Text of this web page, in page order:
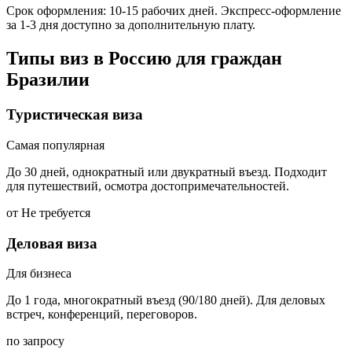
Срок оформления: 10-15 рабочих дней. Экспресс-оформление
за 1-3 дня доступно за дополнительную плату.
Типы виз в Россию для граждан
Бразилии
Туристическая виза
Самая популярная
До 30 дней, однократный или двукратный въезд. Подходит
для путешествий, осмотра достопримечательностей.
от Не требуется
Деловая виза
Для бизнеса
До 1 года, многократный въезд (90/180 дней). Для деловых
встреч, конференций, переговоров.
по запросу